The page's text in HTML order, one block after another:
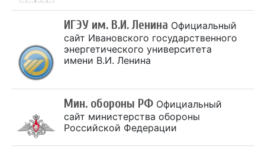
ИГЭУ им. В.И. Ленина Официальный
сайт Ивановского государственного
энергетического университета
имени В.И. Ленина
Мин. обороны РФ Официальный
сайт министерства обороны
Российской Федерации